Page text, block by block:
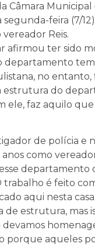
Câmara Municipal
feira (7/
Reis.
afirmou ter sido
departamento
no entanto,
estrutura do
ele, faz aquilo que
de polícia e
como
departamento
trabalho é feito
aqui nesta
de estrutura, mas
porque aqueles